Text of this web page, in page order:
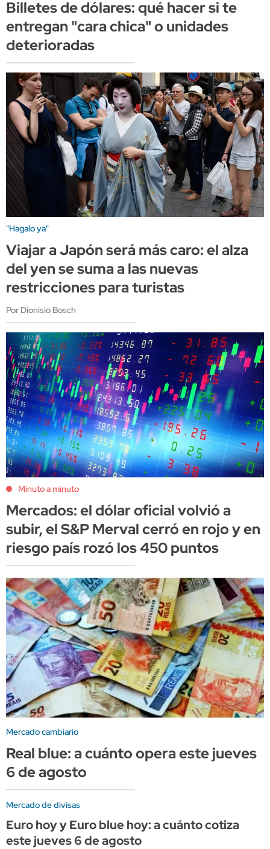
Billetes de dólares: qué hacer si te
entregan "cara chica" o unidades
deterioradas
"Hagalo ya"
Viajar a Japón será más caro: el alza
del yen se suma a las nuevas
restricciones para turistas
Por Dionisio Bosch
Minuto a minuto
Mercados: el dólar oficial volvió a
subir, el S&P Merval cerró en rojo y en
riesgo país rozó los 450 puntos
Mercado cambiario
Real blue: a cuánto opera este jueves
6 de agosto
Mercado de divisas
Euro hoy y Euro blue hoy: a cuánto cotiza
este jueves 6 de agosto